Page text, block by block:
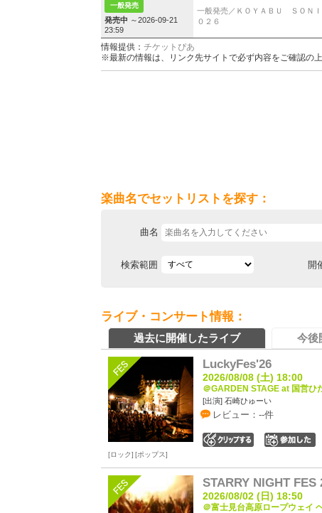
一般発売
発売中 ～2026-09-21
23:59
一般発売／ＫＯＹＡＢＵ ＳＯＮ
０２６
情報提供： チケットぴあ
※最新の情報は、リンク先サイトで必ず内容をご確認の
楽曲名でセットリストを探す：
曲名
検索範囲 開
ライブ・コンサート情報：
過去に開催したライブ 今後
LuckyFes'26
2026/08/08 (土) 18:00
＠GARDEN STAGE at 国営ひ
[出演] 石崎ひゅーい
レビュー：--件
ロック ポップス
STARRY NIGHT FES
2026/08/02 (日) 18:50
＠富士見台高原ロープウェイ